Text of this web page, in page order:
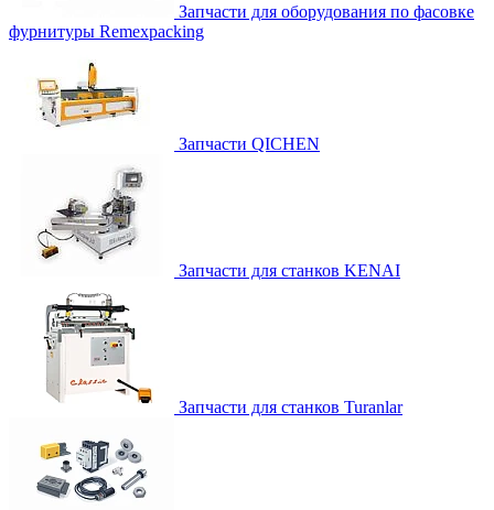
Запчасти для оборудования по фасовке
фурнитуры Remexpacking
Запчасти QICHEN
Запчасти для станков KENAI
Запчасти для станков Turanlar